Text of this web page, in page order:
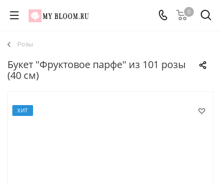
0
Розы
Букет "Фруктовое парфе" из 101 розы
(40 см)
ХИТ